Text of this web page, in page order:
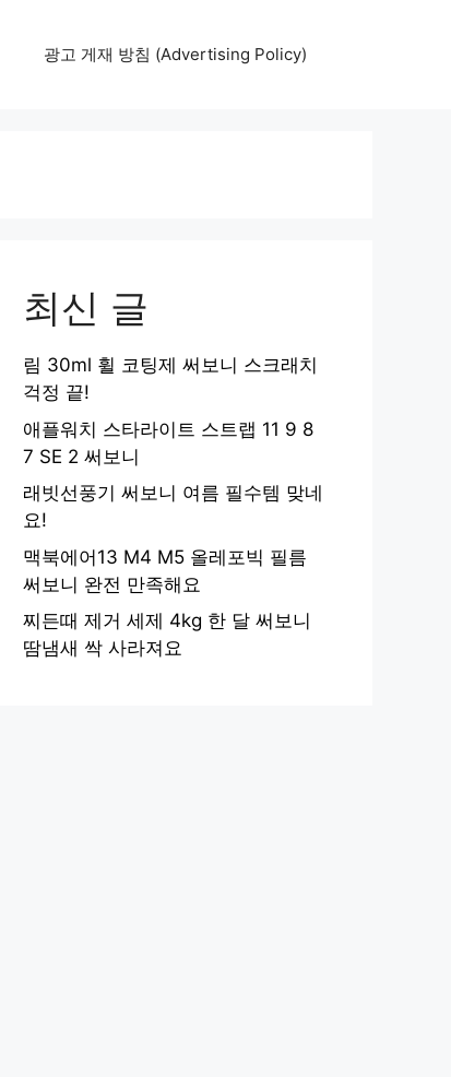
광고 게재 방침 (Advertising Policy)
최신 글
림 30ml 휠 코팅제 써보니 스크래치
걱정 끝!
애플워치 스타라이트 스트랩 11 9 8
7 SE 2 써보니
래빗선풍기 써보니 여름 필수템 맞네
요!
맥북에어13 M4 M5 올레포빅 필름
써보니 완전 만족해요
찌든때 제거 세제 4kg 한 달 써보니
땀냄새 싹 사라져요